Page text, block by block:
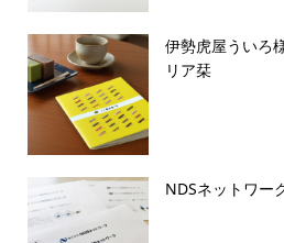
伊勢虎屋ういろ
リア栞
NDSネットワ